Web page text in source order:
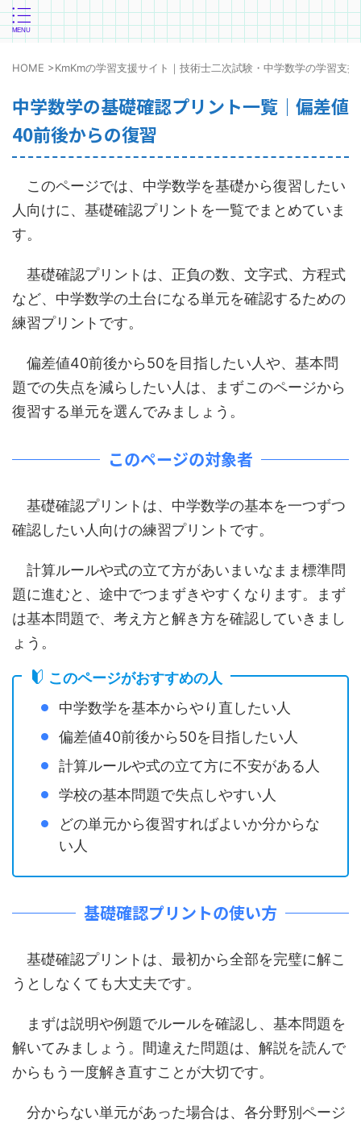
HOME >KmKmの学習支援サイト｜技術士二次試験・中学数学の学習支援
中学数学の基礎確認プリント一覧｜偏差値
40前後からの復習
このページでは、中学数学を基礎から復習したい
人向けに、基礎確認プリントを一覧でまとめていま
す。
基礎確認プリントは、正負の数、文字式、方程式
など、中学数学の土台になる単元を確認するための
練習プリントです。
偏差値40前後から50を目指したい人や、基本問
題での失点を減らしたい人は、まずこのページから
復習する単元を選んでみましょう。
このページの対象者
基礎確認プリントは、中学数学の基本を一つずつ
確認したい人向けの練習プリントです。
計算ルールや式の立て方があいまいなまま標準問
題に進むと、途中でつまずきやすくなります。まず
は基本問題で、考え方と解き方を確認していきまし
ょう。
このページがおすすめの人
中学数学を基本からやり直したい人
偏差値40前後から50を目指したい人
計算ルールや式の立て方に不安がある人
学校の基本問題で失点しやすい人
どの単元から復習すればよいか分からな
い人
基礎確認プリントの使い方
基礎確認プリントは、最初から全部を完璧に解こ
うとしなくても大丈夫です。
まずは説明や例題でルールを確認し、基本問題を
解いてみましょう。間違えた問題は、解説を読んで
からもう一度解き直すことが大切です。
分からない単元があった場合は、各分野別ページ